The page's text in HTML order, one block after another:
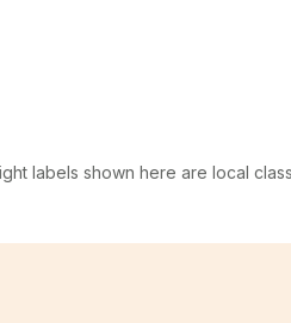
labels shown here are local